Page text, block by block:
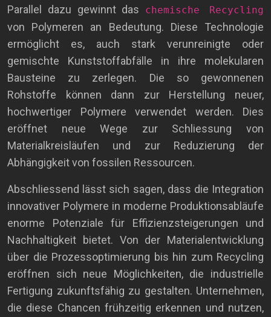
Parallel dazu gewinnt das chemische Recycling
von Polymeren an Bedeutung. Diese Technologie
ermöglicht es, auch stark verunreinigte oder
gemischte Kunststoffabfälle in ihre molekularen
Bausteine zu zerlegen. Die so gewonnenen
Rohstoffe können dann zur Herstellung neuer,
hochwertiger Polymere verwendet werden. Dies
eröffnet neue Wege zur Schliessung von
Materialkreisläufen und zur Reduzierung der
Abhängigkeit von fossilen Ressourcen.
Abschliessend lässt sich sagen, dass die Integration
innovativer Polymere in moderne Produktionsabläufe
enorme Potenziale für Effizienzsteigerungen und
Nachhaltigkeit bietet. Von der Materialentwicklung
über die Prozessoptimierung bis hin zum Recycling
eröffnen sich neue Möglichkeiten, die industrielle
Fertigung zukunftsfähig zu gestalten. Unternehmen,
die diese Chancen frühzeitig erkennen und nutzen,